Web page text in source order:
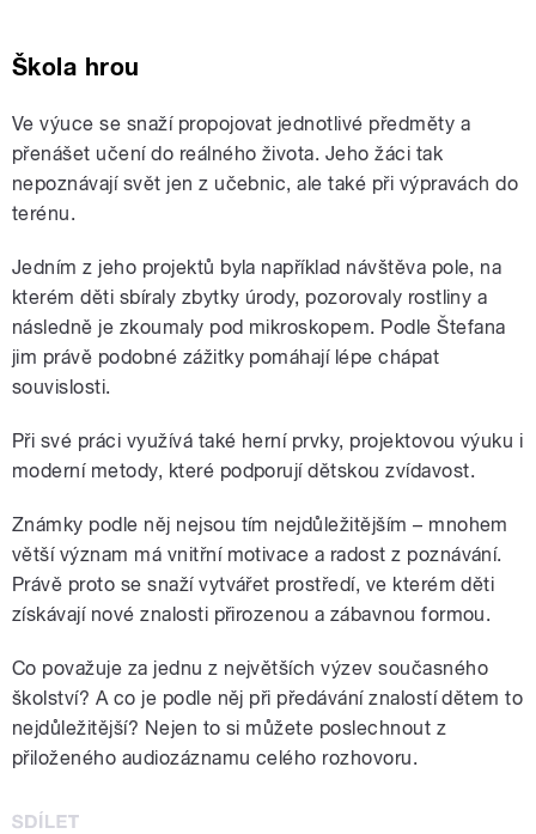
Škola hrou
Ve výuce se snaží propojovat jednotlivé předměty a
přenášet učení do reálného života. Jeho žáci tak
nepoznávají svět jen z učebnic, ale také při výpravách do
terénu.
Jedním z jeho projektů byla například návštěva pole, na
kterém děti sbíraly zbytky úrody, pozorovaly rostliny a
následně je zkoumaly pod mikroskopem. Podle Štefana
jim právě podobné zážitky pomáhají lépe chápat
souvislosti.
Při své práci využívá také herní prvky, projektovou výuku i
moderní metody, které podporují dětskou zvídavost.
Známky podle něj nejsou tím nejdůležitějším – mnohem
větší význam má vnitřní motivace a radost z poznávání.
Právě proto se snaží vytvářet prostředí, ve kterém děti
získávají nové znalosti přirozenou a zábavnou formou.
Co považuje za jednu z největších výzev současného
školství? A co je podle něj při předávání znalostí dětem to
nejdůležitější? Nejen to si můžete poslechnout z
přiloženého audiozáznamu celého rozhovoru.